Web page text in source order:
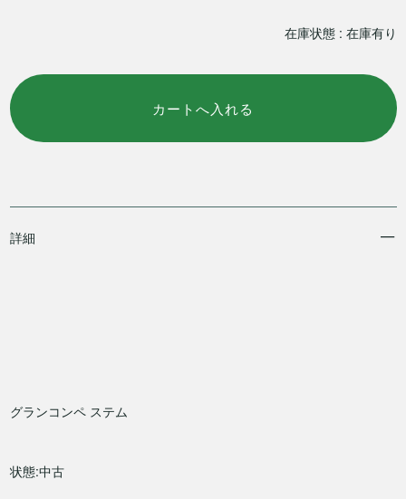
在庫状態 : 在庫有り
詳細
グランコンペ ステム
状態:中古